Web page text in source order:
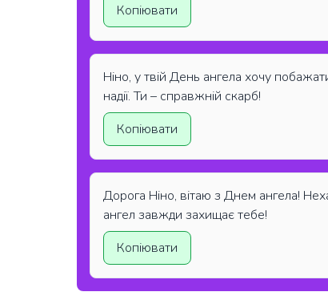
Копіювати
Ніно, у твій День ангела хочу
надії. Ти – справжній скарб!
Копіювати
Дорога Ніно, вітаю з Днем ангела!
ангел завжди захищає тебе!
Копіювати